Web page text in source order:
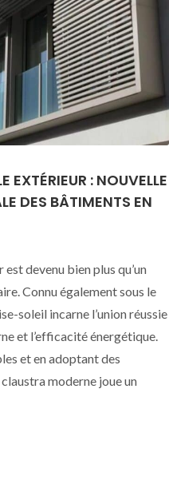
EXTÉRIEUR : NOUVELLE
DES BÂTIMENTS EN
devenu bien plus qu’un
Connu également sous le
soleil incarne l’union réussie
et l’efficacité énergétique.
et en adoptant des
moderne joue un